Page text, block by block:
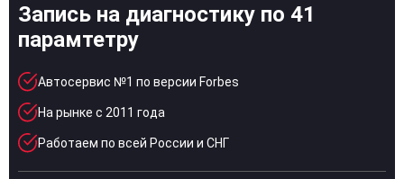
Запись на диагностику по 41
парамтетру
Автосервис №1 по версии Forbes
На рынке с 2011 года
Работаем по всей России и СНГ